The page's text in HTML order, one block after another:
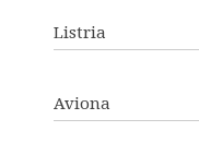
Listria
Aviona